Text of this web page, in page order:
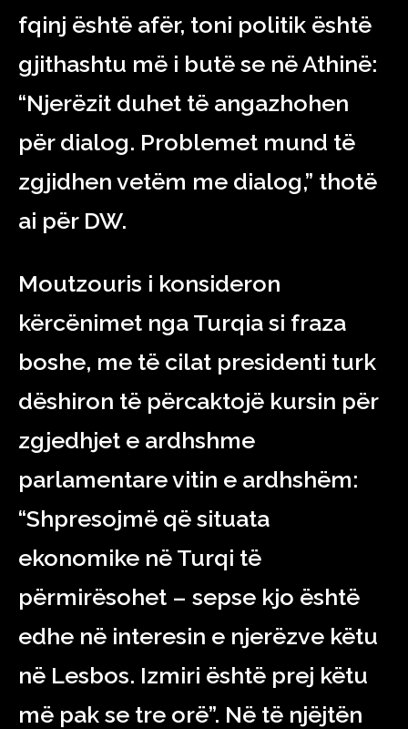
fqinj është afër, toni politik është
gjithashtu më i butë se në Athinë:
“Njerëzit duhet të angazhohen
për dialog. Problemet mund të
zgjidhen vetëm me dialog,” thotë
ai për DW.
Moutzouris i konsideron
kërcënimet nga Turqia si fraza
boshe, me të cilat presidenti turk
dëshiron të përcaktojë kursin për
zgjedhjet e ardhshme
parlamentare vitin e ardhshëm:
“Shpresojmë që situata
ekonomike në Turqi të
përmirësohet – sepse kjo është
edhe në interesin e njerëzve këtu
në Lesbos. Izmiri është prej këtu
më pak se tre orë”. Në të njëjtën